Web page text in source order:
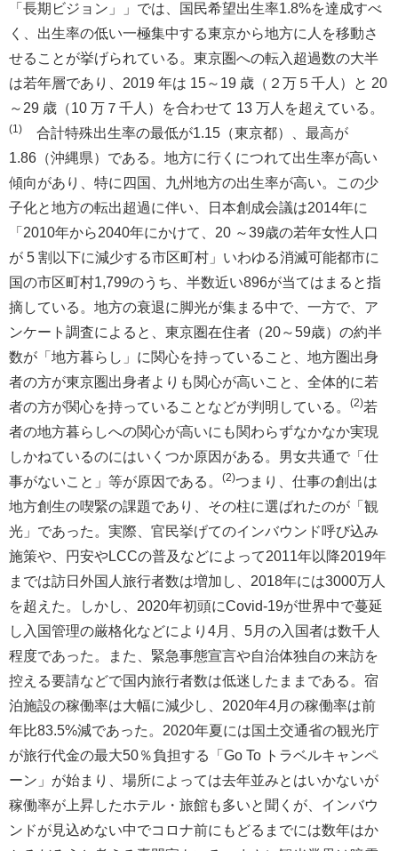
「長期ビジョン」」では、国民希望出生率1.8%を達成すべ
く、出生率の低い一極集中する東京から地方に人を移動さ
せることが挙げられている。東京圏への転入超過数の大半
は若年層であり、2019 年は 15～19 歳（２万５千人）と 20
～29 歳（10 万７千人）を合わせて 13 万人を超えている。
(1)
合計特殊出生率の最低が1.15（東京都）、最高が
1.86（沖縄県）である。地方に行くにつれて出生率が高い
傾向があり、特に四国、九州地方の出生率が高い。この少
子化と地方の転出超過に伴い、日本創成会議は2014年に
「2010年から2040年にかけて、20 ～39歳の若年女性人口
が 5 割以下に減少する市区町村」いわゆる消滅可能都市に
国の市区町村1,799のうち、半数近い896が当てはまると指
摘している。地方の衰退に脚光が集まる中で、一方で、ア
ンケート調査によると、東京圏在住者（20～59歳）の約半
数が「地方暮らし」に関心を持っていること、地方圏出身
者の方が東京圏出身者よりも関心が高いこと、全体的に若
者の方が関心を持っていることなどが判明している。
(2)若
者の地方暮らしへの関心が高いにも関わらずなかなか実現
しかねているのにはいくつか原因がある。男女共通で「仕
事がないこと」等が原因である。
(2)つまり、仕事の創出は
地方創生の喫緊の課題であり、その柱に選ばれたのが「観
光」であった。実際、官民挙げてのインバウンド呼び込み
施策や、円安やLCCの普及などによって2011年以降2019年
までは訪日外国人旅行者数は増加し、2018年には3000万人
を超えた。しかし、2020年初頭にCovid-19が世界中で蔓延
し入国管理の厳格化などにより4月、5月の入国者は数千人
程度であった。また、緊急事態宣言や自治体独自の来訪を
控える要請などで国内旅行者数は低迷したままである。宿
泊施設の稼働率は大幅に減少し、2020年4月の稼働率は前
年比83.5%減であった。2020年夏には国土交通省の観光庁
が旅行代金の最大50％負担する「Go To トラベルキャンペ
ーン」が始まり、場所によっては去年並みとはいかないが
稼働率が上昇したホテル・旅館も多いと聞くが、インバウ
ンドが見込めない中でコロナ前にもどるまでには数年はか